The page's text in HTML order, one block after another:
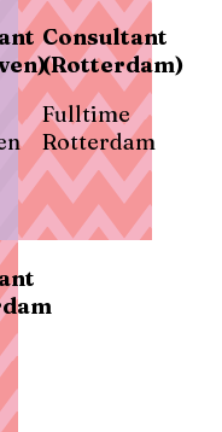
Consultant
(Rotterdam)
Fulltime
Rotterdam